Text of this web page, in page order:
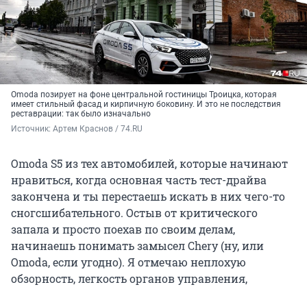
Omoda позирует на фоне центральной гостиницы Троицка, которая
имеет стильный фасад и кирпичную боковину. И это не последствия
реставрации: так было изначально
Источник: Артем Краснов / 74.RU
Omoda S5 из тех автомобилей, которые начинают
нравиться, когда основная часть тест-драйва
закончена и ты перестаешь искать в них чего-то
сногсшибательного. Остыв от критического
запала и просто поехав по своим делам,
начинаешь понимать замысел Chery (ну, или
Omoda, если угодно). Я отмечаю неплохую
обзорность, легкость органов управления,